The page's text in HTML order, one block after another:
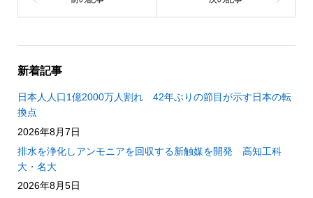
新着記事
日本人人口1億2000万人割れ 42年ぶりの節目が示す日本の転
換点
2026年8月7日
排水を浄化しアンモニアを回収する新触媒を開発 高知工科
大・名大
2026年8月5日